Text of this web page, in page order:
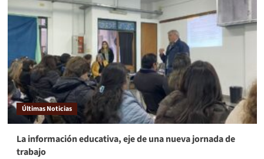
Últimas Noticias
La información educativa, eje de una nueva jornada de
trabajo